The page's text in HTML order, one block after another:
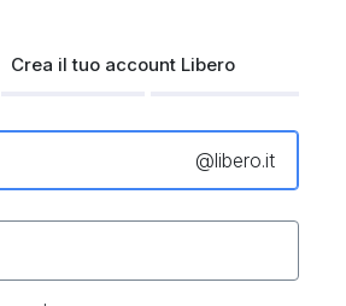
Crea il tuo account Libero
@libero.it